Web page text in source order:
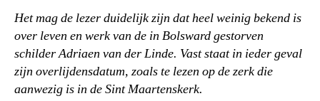
Het mag de lezer duidelijk zijn dat heel weinig bekend is
over leven en werk van de in Bolsward gestorven
schilder Adriaen van der Linde. Vast staat in ieder geval
zijn overlijdensdatum, zoals te lezen op de zerk die
aanwezig is in de Sint Maartenskerk.